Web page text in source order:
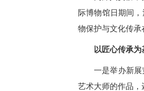
际博物馆日期间
物保护与文化传承
以匠心传承
一是举办新
艺术大师的作品，